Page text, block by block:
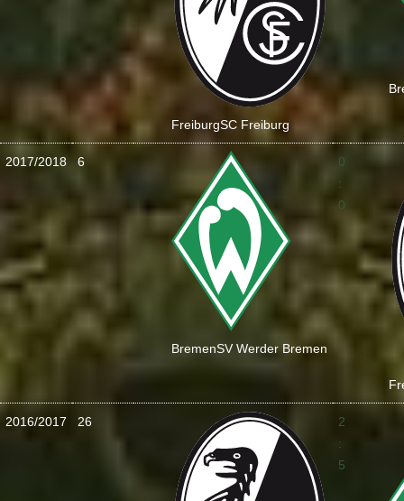
FreiburgSC Freiburg
2017/2018 6
BremenSV Werder Bremen
0
:
0
2016/2017 26
2
:
5